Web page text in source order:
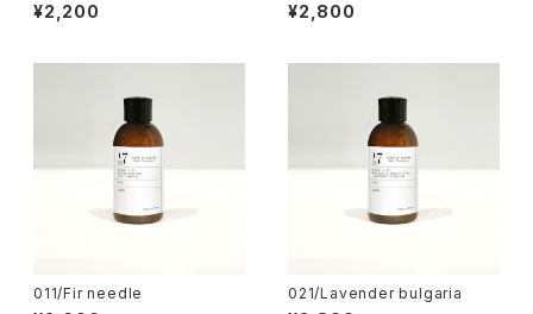
¥2,200 ¥2,800
011/Fir needle 021/Lavender bulgaria